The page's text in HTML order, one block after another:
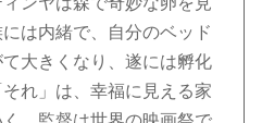
は内緒で、自分のベッド
大きくなり、遂には孵化
れ」は、幸福に見える家